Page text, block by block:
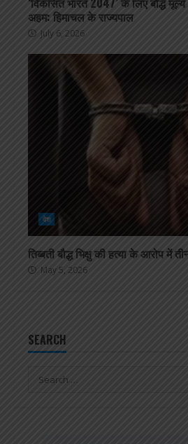
अहम: हिमाचल के राज्यपाल
July 6, 2026
देश
तिब्बती बौद्ध भिक्षु की हत्या के आरोप में
May 5, 2026
SEARCH
Search